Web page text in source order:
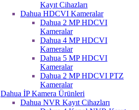
Kayıt Cihazları
Dahua HDCVI Kameralar
Dahua 2 MP HDCVI
Kameralar
Dahua 4 MP HDCVI
Kameralar
Dahua 5 MP HDCVI
Kameralar
Dahua 2 MP HDCVI PTZ
Kameralar
Dahua İP Kamera Ürünleri
Dahua NVR Kayıt Cihazları